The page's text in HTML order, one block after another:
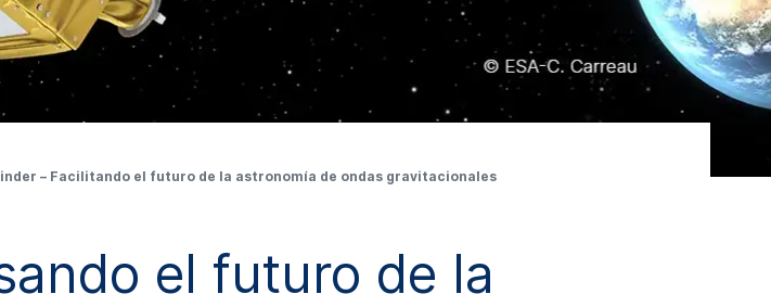
Facilitando el futuro de la astronomía de ondas gravitacionales
– Facilitando el futuro de la astronomía de ondas gravitacionales
el futuro de la